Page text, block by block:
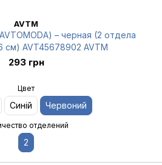
AVTM
– черная (2 отдела
см) AVT45678902 AVTM
293 грн
Цвет
Синій Червоний
отделений
2